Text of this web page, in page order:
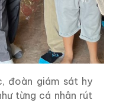
đoàn giám sát hy
từng cá nhân rút